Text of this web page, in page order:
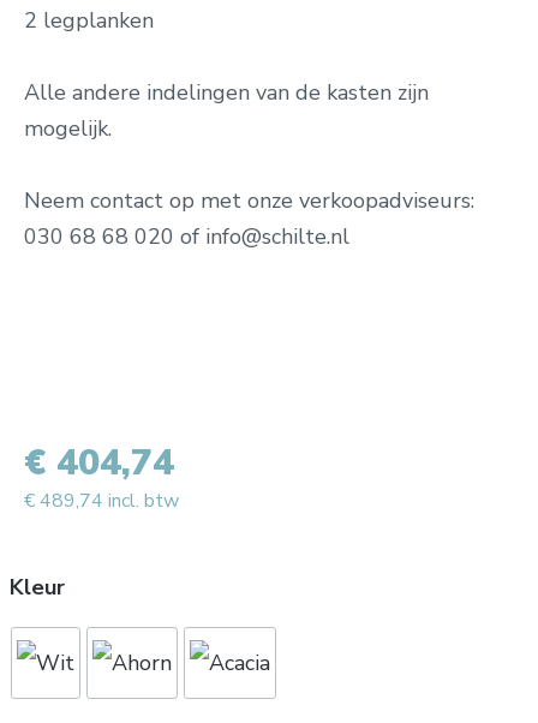
2 legplanken
Alle andere indelingen van de kasten zijn
mogelijk.
Neem contact op met onze verkoopadviseurs:
030 68 68 020 of info@schilte.nl
Kleur
€ 404,74
€ 489,74 incl. btw